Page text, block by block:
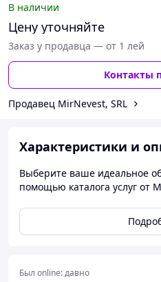
В наличии
Цену уточняйте
Заказ у продавца — от 1 лей
Контакты
Продавец MirNevest, SRL
Характеристики и
Выберите ваше идеальное
помощью каталога услуг от
Был online:давно